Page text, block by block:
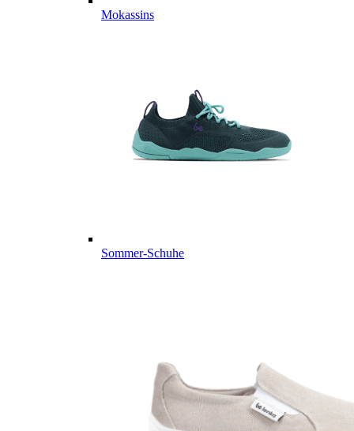
Mokassins
Sommer-Schuhe